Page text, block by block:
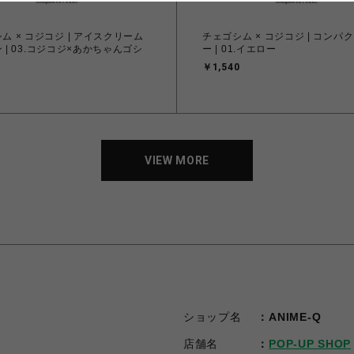
ム × コジコジ | アイスクリーム
| 03.コジコジ×あかちゃんゴシ
チェゴシム × コジコジ | コンパ
ー | 01.イエロー
￥1,540
VIEW MORE
VIEW MORE
ショップ名 ANIME-Q
店舗名 POP-UP SHOP